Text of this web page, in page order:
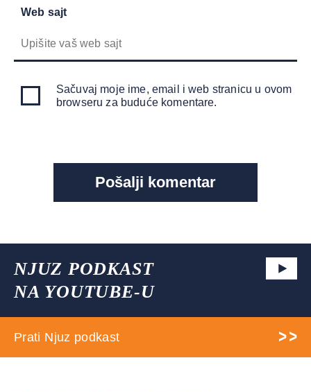
Web sajt
Sačuvaj moje ime, email i web stranicu u ovom
browseru za buduće komentare.
NJUZ PODKAST
NA YOUTUBE-U
Prati Njuz podkast